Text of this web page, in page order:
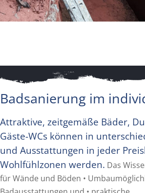
Badsanierung im
Attraktive, zeitgemäße Bäder,
Gäste-WCs können in
und Ausstattungen in jeder
Wohlfühlzonen werden. Das
für Wände und Böden •